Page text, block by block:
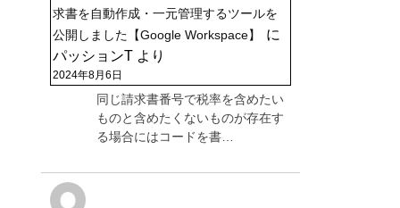
求書を自動作成・一元管理するツールを
公開しました【Google Workspace】
に
パッションT より
2024年8月6日
同じ請求書番号で税率を含めたい
ものと含めたくないものが存在す
る場合にはコードを書…